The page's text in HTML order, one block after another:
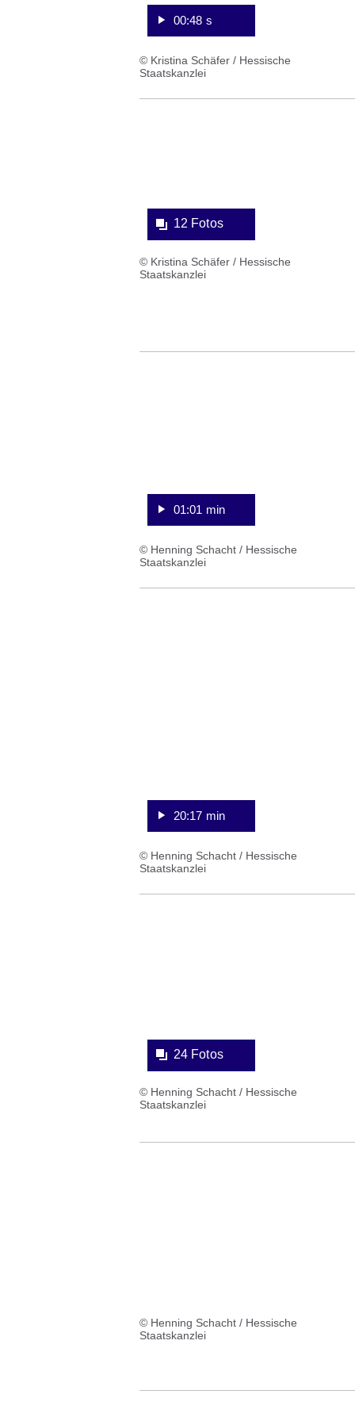
00:48 s
© Kristina Schäfer / Hessische
Staatskanzlei
12 Fotos
© Kristina Schäfer / Hessische
Staatskanzlei
01:01 min
© Henning Schacht / Hessische
Staatskanzlei
20:17 min
© Henning Schacht / Hessische
Staatskanzlei
24 Fotos
© Henning Schacht / Hessische
Staatskanzlei
© Henning Schacht / Hessische
Staatskanzlei